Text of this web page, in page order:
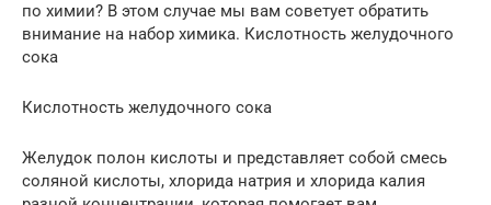
по химии? В этом случае мы вам советует обратить
внимание на набор химика. Кислотность желудочного
сока
Кислотность желудочного сока
Желудок полон кислоты и представляет собой смесь
соляной кислоты, хлорида натрия и хлорида калия